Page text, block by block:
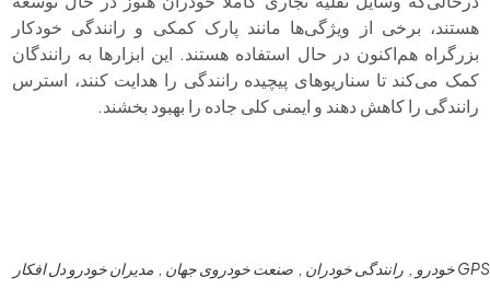
هستند، برخی از ویژگی‌ها مانند پارک کمکی و رانندگی خودکار
بزرگراه هم‌اکنون در حال استفاده هستند. این ابزارها به رانندگان
کمک می‌کند تا سناریوهای پیچیده رانندگی را هدایت کنند، استرس
رانندگی را کاهش دهند و ایمنی کلی جاده را بهبود بخشند.
GPS خودرو رانندگی خودران صنعت خودروی جهان مدیران خودرو دل افکار